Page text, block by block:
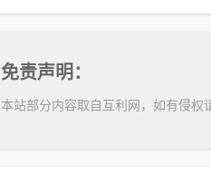
免责声明：
本站部分内容取自互利网，如有侵权